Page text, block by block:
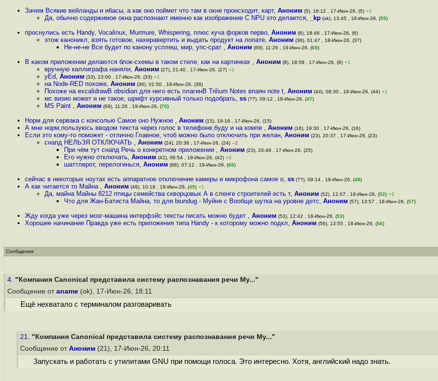
Зачем Всякие вейланды и ибасы, а как оно поймет что там в окне происходит, карт, Аноним (5), 18:12 , 17-Июн-26, (5) +1
Да, обычно содержимое окна распознают именно как изображение С NPU это делается, _kp (ok), 13:45 , 18-Июн-26, (55)
проснулись есть Handy, Vocalinux, Murmure, Whispering, плюс куча форков перво, Аноним (6), 18:46 , 17-Июн-26, (6)
этож каноникл, взять готовое, нахеравертить и выдать продукт на лопате, Аноним (36), 01:47 , 18-Июн-26, (37)
Не-не-не Все будет по канону усплеш, мир, упс-срат , Аноним (69), 11:26 , 19-Июн-26, (69)
В каком приложении делаются блок-схемы в таком стиле, как на картинках , Аноним (8), 18:59 , 17-Июн-26, (8) +1
вручную каллиграфа наняли, Аноним (27), 21:40 , 17-Июн-26, (27) +1
yEd, Аноним (33), 23:00 , 17-Июн-26, (33) +1
на Node-RED похоже, Аноним (36), 01:50 , 18-Июн-26, (38)
Похоже на excalidrawВ obsidian для него есть плагинВ Trilium Notes впаян note t, Аноним (44), 08:30 , 18-Июн-26, (44) +1
мс визио может и не такое, шрифт курсивный только подобрать, ss (??), 09:12 , 18-Июн-26, (47)
MS Paint , Аноним (69), 11:26 , 19-Июн-26, (70)
Норм для сервака с консолью Самое оно Нужное , Аноним (15), 19:16 , 17-Июн-26, (15)
А мне норм,пользуюсь вводом текста через голос в телефоне,буду и на компе , Аноним (16), 19:30 , 17-Июн-26, (16)
Если это кому-то поможет - отлично Главное, чтоб можно было отключить при желан, Аноним (23), 20:37 , 17-Июн-26, (23)
снапд НЕЛЬЗЯ ОТКЛЮЧАТЬ , Аноним (24), 20:38 , 17-Июн-26, (24) –2
При чём тут снапд Речь о конкретном приложении , Аноним (23), 20:49 , 17-Июн-26, (25)
Его нужно отключать, Аноним (42), 06:54 , 18-Июн-26, (42) +2
шаттлврот, перелогинься, Аноним (68), 07:12 , 19-Июн-26, (68)
сейчас в некоторых ноутах есть аппаратное отключение камеры и микрофона самое о, ss (??), 09:14 , 18-Июн-26, (48)
А как читается то Майна , Аноним (49), 10:18 , 18-Июн-26, (49) +1
Да, майна Майны 8212 птицы семейства скворцовых А в сленге строителей есть т, Аноним (52), 12:07 , 18-Июн-26, (52) +2
Что для Жан-Батиста Майна, то для biundug - Муйня с Вообще шутка на уровне детс, Аноним (57), 13:57 , 18-Июн-26, (57)
Жду когда уже через мозг-машина интерфэйс тексты писать можно будет , Аноним (53), 12:42 , 18-Июн-26, (53)
Хорошее начинание Правда уже есть приложения типа Handy - к которому можно подкл, Аноним (56), 13:55 , 18-Июн-26, (56)
Сообщения
4. "Компания Canonical представила систему распознавания речи My..."
Сообщение от aname (ok), 17-Июн-26, 18:11
Ещё нехватало с терминалом разговаривать
21. "Компания Canonical представила систему распознавания речи My..."
Сообщение от Аноним (21), 17-Июн-26, 20:11
Запускать и работать с утилитами GNU при помощи голоса. Это интересно. Хотя, английский надо знать.